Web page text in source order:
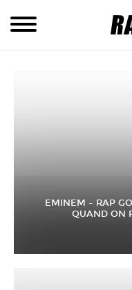
EMINEM – RAP
QUAND ON